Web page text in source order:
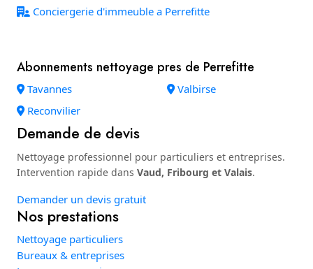
Conciergerie d'immeuble a Perrefitte
Abonnements nettoyage pres de Perrefitte
Tavannes
Valbirse
Reconvilier
Demande de devis
Nettoyage professionnel pour particuliers et entreprises.
Intervention rapide dans Vaud, Fribourg et Valais.
Demander un devis gratuit
Nos prestations
Nettoyage particuliers
Bureaux & entreprises